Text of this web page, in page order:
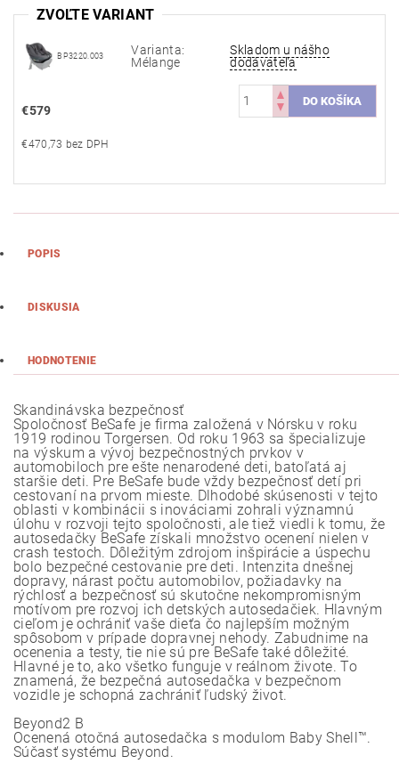
ZVOĽTE VARIANT
BP3220.003
Varianta:
Mélange
Skladom u nášho
dodávateľa
€579
€470,73 bez DPH
POPIS
DISKUSIA
HODNOTENIE
Skandinávska bezpečnosť
Spoločnosť BeSafe je firma založená v Nórsku v roku
1919 rodinou Torgersen. Od roku 1963 sa špecializuje
na výskum a vývoj bezpečnostných prvkov v
automobiloch pre ešte nenarodené deti, batoľatá aj
staršie deti. Pre BeSafe bude vždy bezpečnosť detí pri
cestovaní na prvom mieste. Dlhodobé skúsenosti v tejto
oblasti v kombinácii s inováciami zohrali významnú
úlohu v rozvoji tejto spoločnosti, ale tiež viedli k tomu, že
autosedačky BeSafe získali množstvo ocenení nielen v
crash testoch. Dôležitým zdrojom inšpirácie a úspechu
bolo bezpečné cestovanie pre deti. Intenzita dnešnej
dopravy, nárast počtu automobilov, požiadavky na
rýchlosť a bezpečnosť sú skutočne nekompromisným
motívom pre rozvoj ich detských autosedačiek. Hlavným
cieľom je ochrániť vaše dieťa čo najlepším možným
spôsobom v prípade dopravnej nehody. Zabudnime na
ocenenia a testy, tie nie sú pre BeSafe také dôležité.
Hlavné je to, ako všetko funguje v reálnom živote. To
znamená, že bezpečná autosedačka v bezpečnom
vozidle je schopná zachrániť ľudský život.
Beyond2 B
Ocenená otočná autosedačka s modulom Baby Shell™.
Súčasť systému Beyond.